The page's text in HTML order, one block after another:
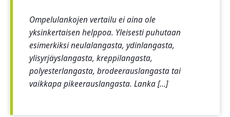
Ompelulankojen vertailu ei aina ole
yksinkertaisen helppoa. Yleisesti puhutaan
esimerkiksi neulalangasta, ydinlangasta,
ylisyrjäyslangasta, kreppilangasta,
polyesterlangasta, brodeerauslangasta tai
vaikkapa pikeerauslangasta. Lanka […]